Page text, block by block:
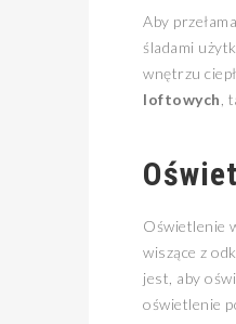
Aby
śladami
wnętrzu
loftowych ,
Oświetlenie
wiszące z
jest, aby
oświetlenie